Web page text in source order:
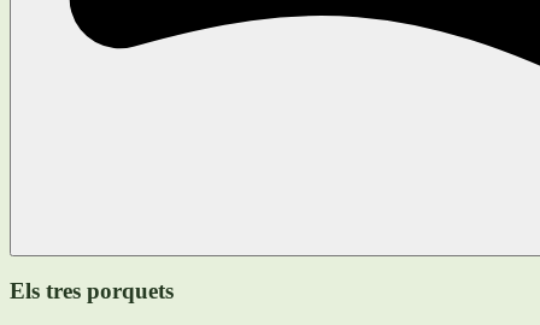
Els tres porquets